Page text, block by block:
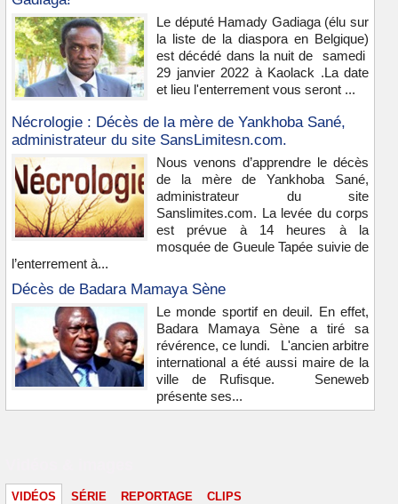
Le député Hamady Gadiaga (élu sur
la liste de la diaspora en Belgique)
est décédé dans la nuit de samedi
29 janvier 2022 à Kaolack .La date
et lieu l'enterrement vous seront ...
Nécrologie : Décès de la mère de Yankhoba Sané,
administrateur du site SansLimitesn.com.
Nous venons d’apprendre le décès
de la mère de Yankhoba Sané,
administrateur du site
Sanslimites.com. La levée du corps
est prévue à 14 heures à la
mosquée de Gueule Tapée suivie de
l’enterrement à...
Décès de Badara Mamaya Sène
Le monde sportif en deuil. En effet,
Badara Mamaya Sène a tiré sa
révérence, ce lundi. L'ancien arbitre
international a été aussi maire de la
ville de Rufisque. Seneweb
présente ses...
VIDÉOS SÉRIE REPORTAGE CLIPS